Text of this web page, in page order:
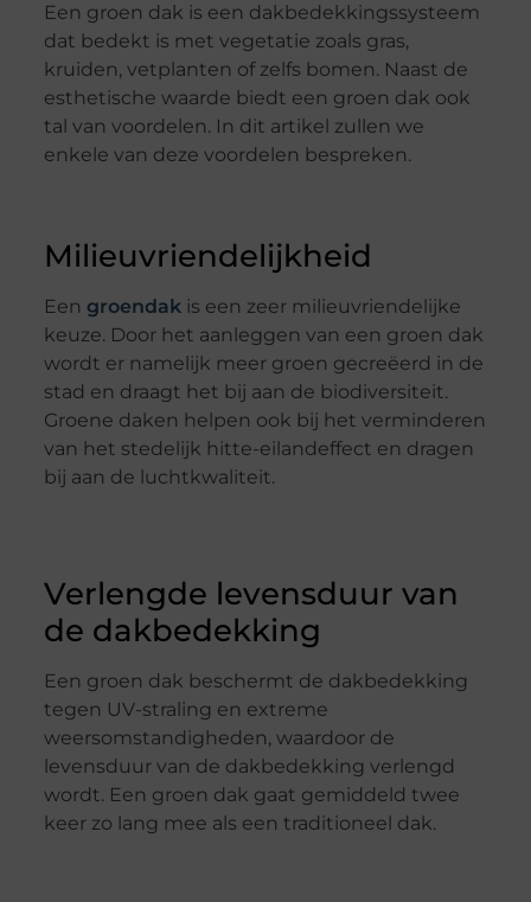
Een groen dak is een dakbedekkingssysteem
dat bedekt is met vegetatie zoals gras,
kruiden, vetplanten of zelfs bomen. Naast de
esthetische waarde biedt een groen dak ook
tal van voordelen. In dit artikel zullen we
enkele van deze voordelen bespreken.
Milieuvriendelijkheid
Een groendakis een zeer milieuvriendelijke
keuze. Door het aanleggen van een groen dak
wordt er namelijk meer groen gecreëerd in de
stad en draagt het bij aan de biodiversiteit.
Groene daken helpen ook bij het verminderen
van het stedelijk hitte-eilandeffect en dragen
bij aan de luchtkwaliteit.
Verlengde levensduur van
de dakbedekking
Een groen dak beschermt de dakbedekking
tegen UV-straling en extreme
weersomstandigheden, waardoor de
levensduur van de dakbedekking verlengd
wordt. Een groen dak gaat gemiddeld twee
keer zo lang mee als een traditioneel dak.